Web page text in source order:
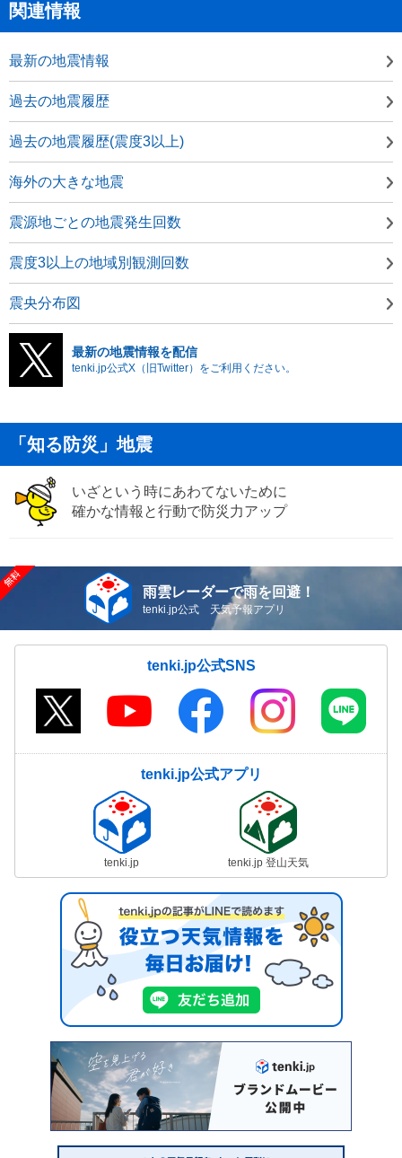
関連情報
最新の地震情報
過去の地震履歴
過去の地震履歴(震度3以上)
海外の大きな地震
震源地ごとの地震発生回数
震度3以上の地域別観測回数
震央分布図
最新の地震情報を配信
tenki.jp公式X（旧Twitter）をご利用ください。
「知る防災」地震
いざという時にあわてないために
確かな情報と行動で防災力アップ
雨雲レーダーで雨を回避！
tenki.jp公式 天気予報アプリ
tenki.jp公式SNS
tenki.jp公式アプリ
tenki.jp tenki.jp 登山天気